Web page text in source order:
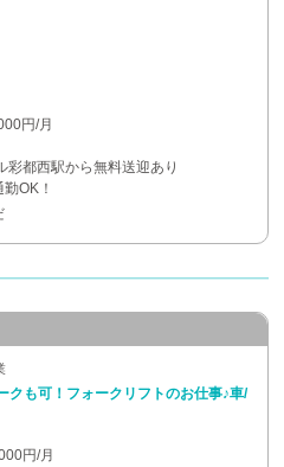
円/月
都西駅から無料送迎あり
OK！
も可！フォークリフトのお仕事♪車/
円/月